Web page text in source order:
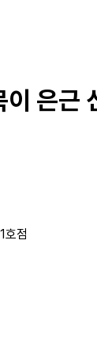
은근
호점